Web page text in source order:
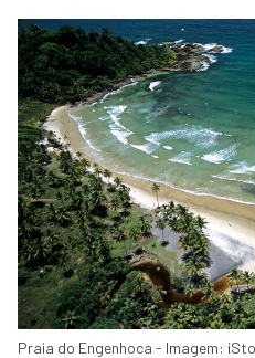
Praia do Engenhoca - Imagem: